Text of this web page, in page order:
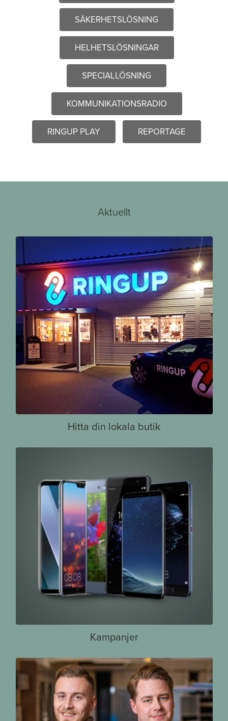
SÄKERHETSLÖSNING
HELHETSLÖSNINGAR
SPECIALLÖSNING
KOMMUNIKATIONSRADIO
RINGUP PLAY REPORTAGE
Aktuellt
Hitta din lokala butik
Kampanjer